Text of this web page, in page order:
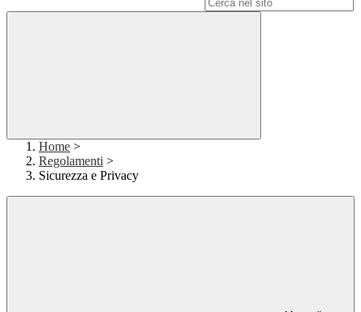
Home >
Regolamenti >
Sicurezza e Privacy